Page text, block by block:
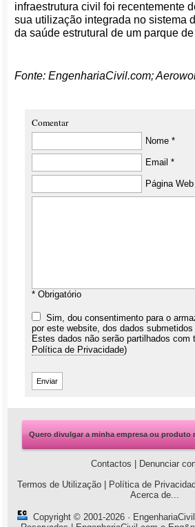
infraestrutura civil foi recentemente
sua utilização integrada no sistema
da saúde estrutural de um parque
Fonte: EngenhariaCivil.com;
Comentar
Nome *
Email *
Página Web
* Obrigatório
Sim, dou consentimento para o
por este website, dos dados
Estes dados não serão partilhados com
Política de Privacidade)
Quero divulgar a minha empresa ou produto
Contactos
Denunciar
Termos de Utilização
Política de
Acerca de...
Copyright © 2001-2026 ·